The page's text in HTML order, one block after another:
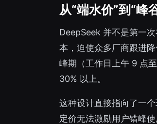
从“端水价”到“峰
DeepSeek 并不是第一
本，迫使众多厂商跟进
峰期（工作日上午 9 点
30% 以上。
这种设计直接指向了一
定价无法激励用户错峰